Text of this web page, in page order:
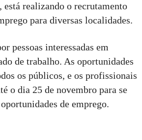
realizando o recrutamento
para diversas localidades.
pessoas interessadas em
de trabalho. As oportunidades
os públicos, e os profissionais
o dia 25 de novembro para se
de emprego.